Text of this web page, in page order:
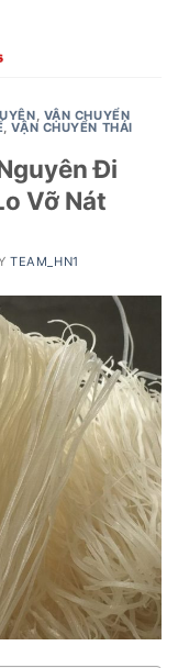
, VẬN CHUYỂN
,VẬN CHUYỂN THÁI
Đi
Vỡ Nát
TEAM_HN1